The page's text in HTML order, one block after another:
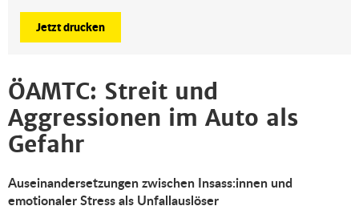
Jetzt drucken
ÖAMTC: Streit und
Aggressionen im Auto als
Gefahr
Auseinandersetzungen zwischen Insass:innen und
emotionaler Stress als Unfallauslöser